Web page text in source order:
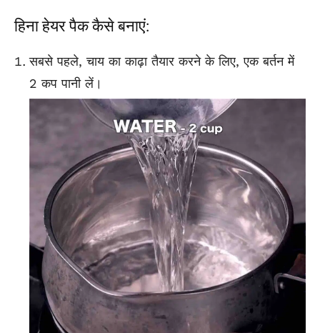
हिना हेयर पैक कैसे बनाएं:
सबसे पहले, चाय का काढ़ा तैयार करने के लिए, एक बर्तन में
2 कप पानी लें।